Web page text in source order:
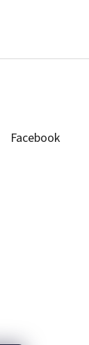
Facebook